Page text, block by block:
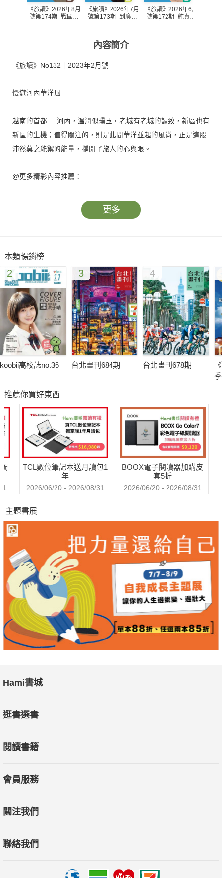
《旅讀》2026年8月
號第174期_戰國型
《旅讀》2026年7月
號第173期_到廣西
《旅讀》2026年6月
號第172期_純真國
內容簡介
《旅讀》No132｜2023年2月號
慢遊河內華洋風
越南的首都──河內，溫潤似璞玉，老城有老城的韻致，新區也有
新區的生機；值得關注的，則是此間華洋並起的風尚，正是這股
沛然莫之能禦的能量，撐開了旅人的心與眼。
@更多精彩內容推薦：
★和式美學 日勝生加賀屋
★華語電影中的「非典型情人節」
更多
本類暢銷榜
2
koobii高校誌no.36
3
台北畫刊684期
4
台北畫刊678期
推薦你買好東西
TCL數位筆記本送月讀包1
年
2026/06/20 - 2026/08/31
BOOX電子閱讀器加購皮
套5折
2026/06/20 - 2026/08/31
主題書展
Hami書城
逛書選書
閱讀書籍
會員服務
關注我們
聯絡我們